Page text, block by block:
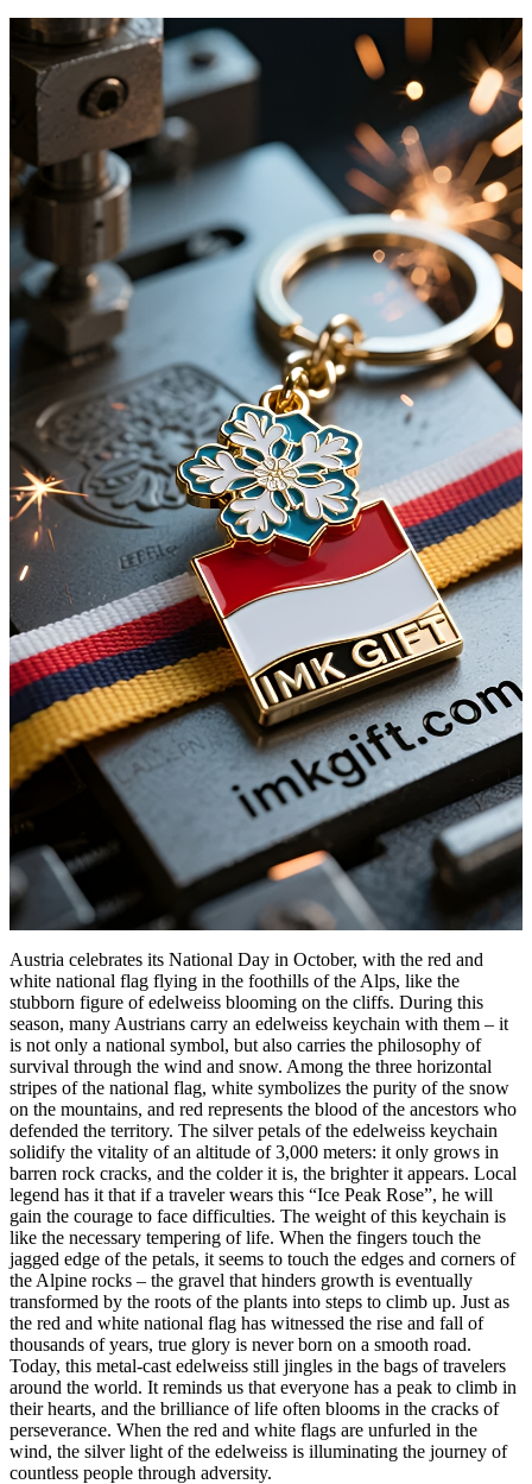
Austria celebrates its National Day in October, with the red and
white national flag flying in the foothills of the Alps, like the
stubborn figure of edelweiss blooming on the cliffs. During this
season, many Austrians carry an edelweiss keychain with them – it
is not only a national symbol, but also carries the philosophy of
survival through the wind and snow. Among the three horizontal
stripes of the national flag, white symbolizes the purity of the snow
on the mountains, and red represents the blood of the ancestors who
defended the territory. The silver petals of the edelweiss keychain
solidify the vitality of an altitude of 3,000 meters: it only grows in
barren rock cracks, and the colder it is, the brighter it appears. Local
legend has it that if a traveler wears this “Ice Peak Rose”, he will
gain the courage to face difficulties. The weight of this keychain is
like the necessary tempering of life. When the fingers touch the
jagged edge of the petals, it seems to touch the edges and corners of
the Alpine rocks – the gravel that hinders growth is eventually
transformed by the roots of the plants into steps to climb up. Just as
the red and white national flag has witnessed the rise and fall of
thousands of years, true glory is never born on a smooth road.
Today, this metal-cast edelweiss still jingles in the bags of travelers
around the world. It reminds us that everyone has a peak to climb in
their hearts, and the brilliance of life often blooms in the cracks of
perseverance. When the red and white flags are unfurled in the
wind, the silver light of the edelweiss is illuminating the journey of
countless people through adversity.